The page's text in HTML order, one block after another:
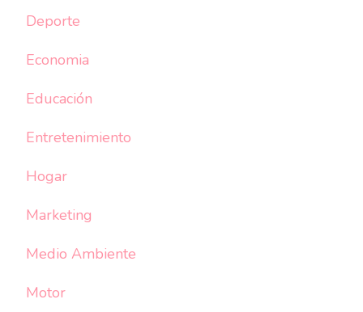
Deporte
Economia
Educación
Entretenimiento
Hogar
Marketing
Medio Ambiente
Motor